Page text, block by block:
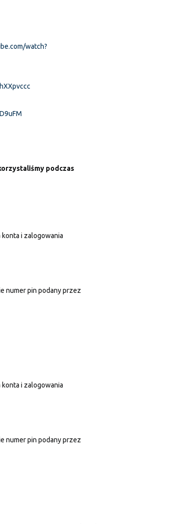
watch?
podczas
i zalogowania
numer pin podany przez
i zalogowania
numer pin podany przez